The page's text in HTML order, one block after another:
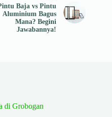
Baja vs Pintu
Aluminium Bagus
Mana? Begini
Jawabannya!
di Grobogan